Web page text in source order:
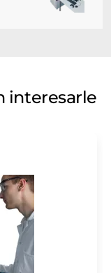
interesarle